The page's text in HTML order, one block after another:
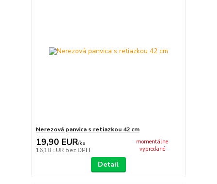
Nerezová panvica s retiazkou 42 cm
19,90 EUR/ks
16,18 EUR bez DPH
momentálne
vypredané
Detail